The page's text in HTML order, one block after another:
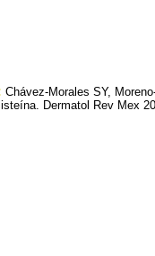
Chávez-Morales SY,
Dermatol Rev Mex